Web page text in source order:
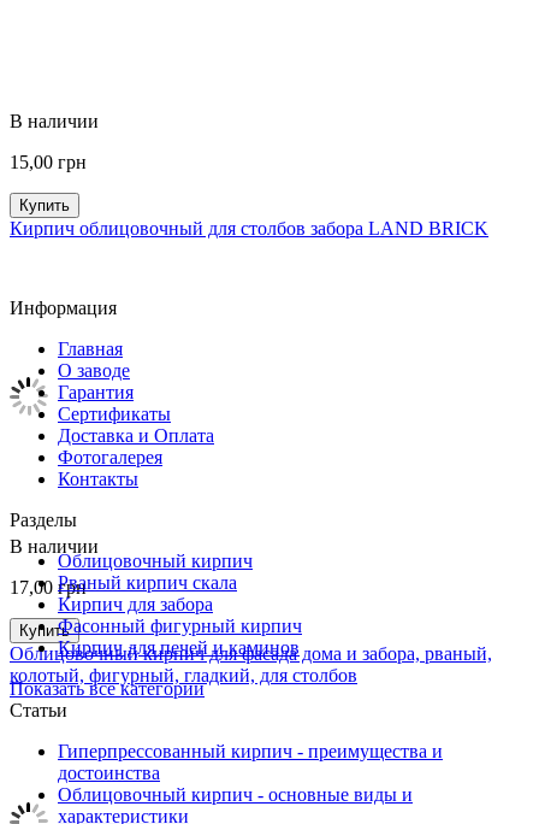
В наличии
15,00 грн
Купить
Кирпич облицовочный для столбов забора LAND BRICK
В наличии
17,00 грн
Купить
Облицовочный кирпич для фасада дома и забора, рваный,
колотый, фигурный, гладкий, для столбов
Информация
Главная
О заводе
Гарантия
Сертификаты
Доставка и Оплата
Фотогалерея
Контакты
Разделы
Облицовочный кирпич
Рваный кирпич скала
Кирпич для забора
Фасонный фигурный кирпич
Кирпич для печей и каминов
Показать все категории
Статьи
Гиперпрессованный кирпич - преимущества и
достоинства
Облицовочный кирпич - основные виды и
характеристики